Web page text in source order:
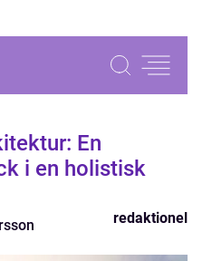
En
i en holistisk
redaktionel